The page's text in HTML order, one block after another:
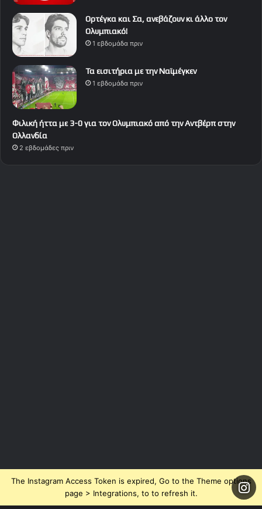
Ορτέγκα και Σα, ανεβάζουν κι άλλο τον
Ολυμπιακό!
1 εβδομάδα πριν
Τα εισιτήρια με την Ναϊμέγκεν
1 εβδομάδα πριν
Φιλική ήττα με 3-0 για τον Ολυμπιακό από την Αντβέρπ στην
Ολλανδία
2 εβδομάδες πριν
The Instagram Access Token is expired, Go to the Theme options
page > Integrations, to to refresh it.